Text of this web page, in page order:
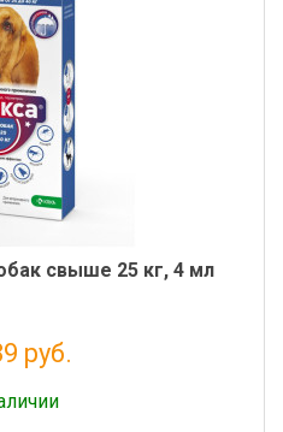
свыше 25 кг, 4 мл
руб.